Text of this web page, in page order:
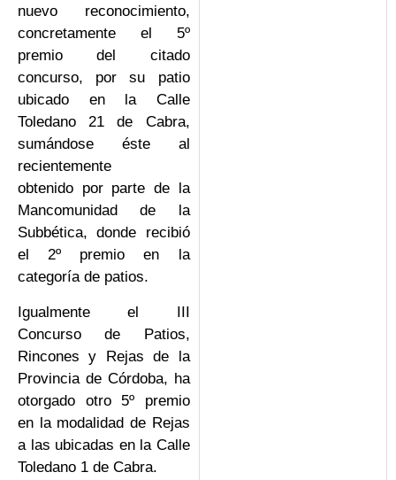
nuevo reconocimiento,
concretamente el 5º
premio del citado
concurso, por su patio
ubicado en la Calle
Toledano 21 de Cabra,
sumándose éste al
recientemente
obtenido por parte de la
Mancomunidad de la
Subbética, donde recibió
el 2º premio en la
categoría de patios.
Igualmente el III
Concurso de Patios,
Rincones y Rejas de la
Provincia de Córdoba, ha
otorgado otro 5º premio
en la modalidad de Rejas
a las ubicadas en la Calle
Toledano 1 de Cabra.